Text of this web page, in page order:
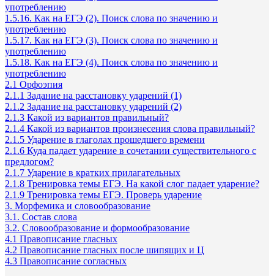
употреблению
1.5.16. Как на ЕГЭ (2). Поиск слова по значению и
употреблению
1.5.17. Как на ЕГЭ (3). Поиск слова по значению и
употреблению
1.5.18. Как на ЕГЭ (4). Поиск слова по значению и
употреблению
2.1 Орфоэпия
2.1.1 Задание на расстановку ударений (1)
2.1.2 Задание на расстановку ударений (2)
2.1.3 Какой из вариантов правильный?
2.1.4 Какой из вариантов произнесения слова правильный?
2.1.5 Ударение в глаголах прошедшего времени
2.1.6 Куда падает ударение в сочетании существительного с
предлогом?
2.1.7 Ударение в кратких прилагательных
2.1.8 Тренировка темы ЕГЭ. На какой слог падает ударение?
2.1.9 Тренировка темы ЕГЭ. Проверь ударение
3. Морфемика и словообразование
3.1. Состав слова
3.2. Словообразование и формообразование
4.1 Правописание гласных
4.2 Правописание гласных после шипящих и Ц
4.3 Правописание согласных